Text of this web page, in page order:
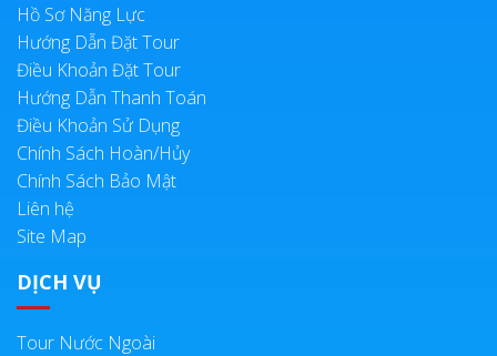
Hồ Sơ Năng Lực
Hướng Dẫn Đặt Tour
Điều Khoản Đặt Tour
Hướng Dẫn Thanh Toán
Điều Khoản Sử Dụng
Chính Sách Hoàn/Hủy
Chính Sách Bảo Mật
Liên hệ
Site Map
DỊCH VỤ
Tour Nước Ngoài